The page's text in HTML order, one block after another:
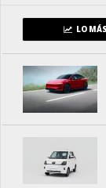
LO